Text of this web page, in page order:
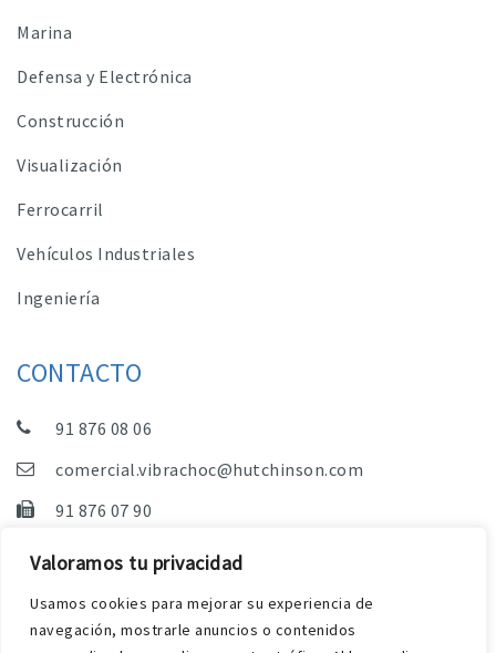
Valoramos tu privacidad
Usamos cookies para mejorar su experiencia de
navegación, mostrarle anuncios o contenidos
Marina
Defensa y Electrónica
Construcción
Visualización
Ferrocarril
Vehículos Industriales
Ingeniería
CONTACTO
91 876 08 06
comercial.vibrachoc@hutchinson.com
91 876 07 90
Dpto. Comercial, Dpto. Técnico y Administración
C/ Vereda de las Yeguas, s/n – Pol. Industrial. El
Guijar – 28500 Arganda del Rey (Madrid)